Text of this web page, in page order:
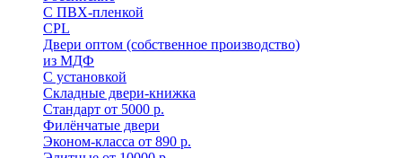
C ПВХ-пленкой
CPL
Двери оптом (собственное производство)
из МДФ
С установкой
Складные двери-книжка
Стандарт от 5000 р.
Филёнчатые двери
Эконом-класса от 890 р.